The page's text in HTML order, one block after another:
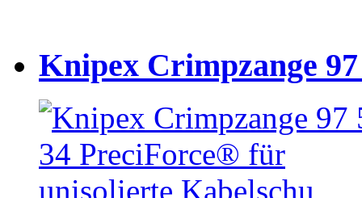
Knipex Crimpzange 97